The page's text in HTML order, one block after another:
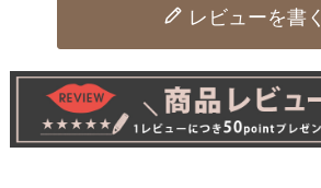
レビューを書く